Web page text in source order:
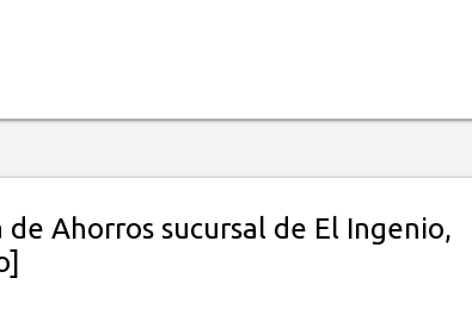
de Ahorros sucursal de El Ingenio,